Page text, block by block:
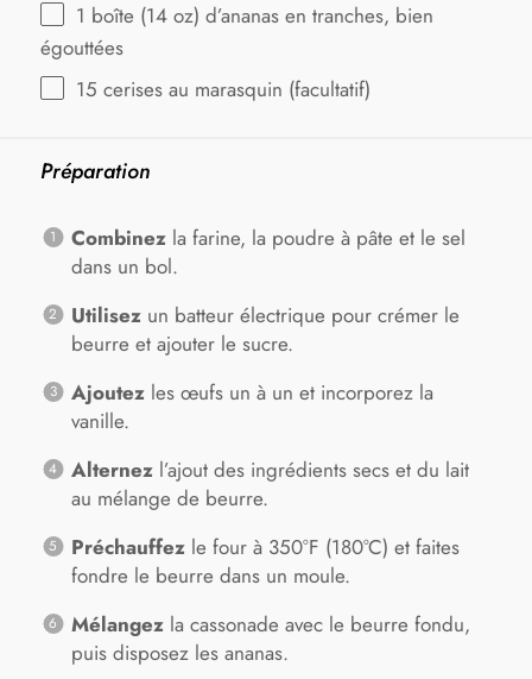
1 boîte (14 oz) d’ananas en tranches, bien
égouttées
15 cerises au marasquin (facultatif)
Préparation
Combinezla farine, la poudre à pâte et le sel
dans un bol.
Utilisezun batteur électrique pour crémer le
beurre et ajouter le sucre.
Ajoutezles œufs un à un et incorporez la
vanille.
Alternezl’ajout des ingrédients secs et du lait
au mélange de beurre.
Préchauffezle four à 350°F (180°C) et faites
fondre le beurre dans un moule.
Mélangezla cassonade avec le beurre fondu,
puis disposez les ananas.